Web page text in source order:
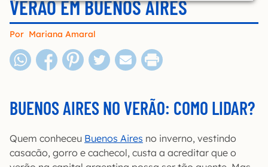
VERÃO EM BUENOS AIRES
Por Mariana Amaral
BUENOS AIRES NO VERÃO: COMO LIDAR?
Quem conheceu Buenos Aires no inverno, vestindo
casacão, gorro e cachecol, custa a acreditar que o